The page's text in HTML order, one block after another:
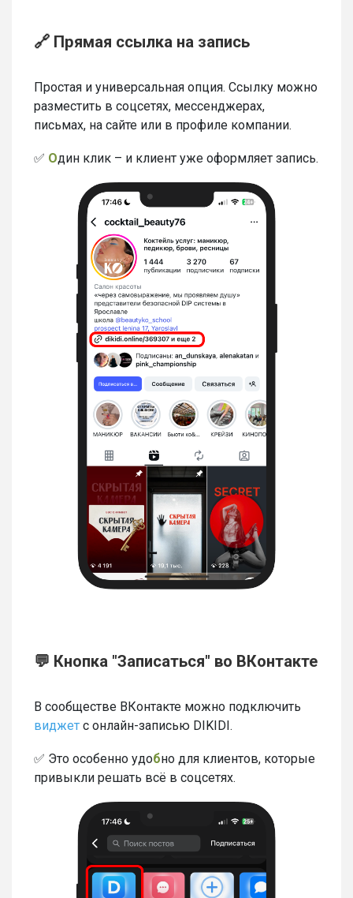
🔗 Прямая ссылка на запись
Простая и универсальная опция. Ссылку можно
разместить в соцсетях, мессенджерах,
письмах, на сайте или в профиле компании.
✅ Один клик – и клиент уже оформляет запись.
💬 Кнопка "Записаться" во ВКонтакте
В сообществе ВКонтакте можно подключить
виджет с онлайн-записью DIKIDI.
✅ Это особенно удобно для клиентов, которые
привыкли решать всё в соцсетях.